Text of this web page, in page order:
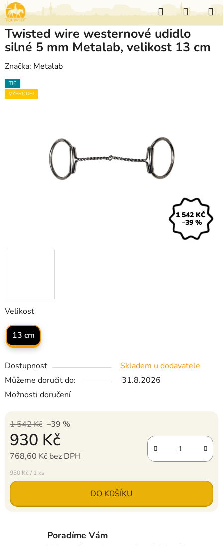
Přejít
na
obsah
Hledat
KOŠÍK
Velikost
13 cm
Dostupnost
Skladem u dodavatele
Můžeme doručit do:
31.8.2026
Možnosti doručení
1 542 Kč –39 %
930 Kč
768,60 Kč bez DPH
Měrná cena:
930 Kč / 1 ks
DO KOŠÍKU
Twisted wire westernové udidlo
silné 5 mm Metalab, velikost 13 cm
Značka: Metalab
TIP
VÝPRODEJ
1 542 KČ
–39 %
Poradíme Vám